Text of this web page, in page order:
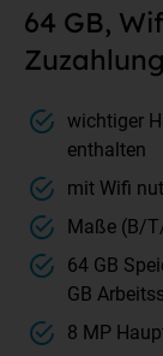
64 GB,
Zuzahlung
wichtiger
enthalten
mit Wifi
Maße (B/
64 GB
GB
8 MP